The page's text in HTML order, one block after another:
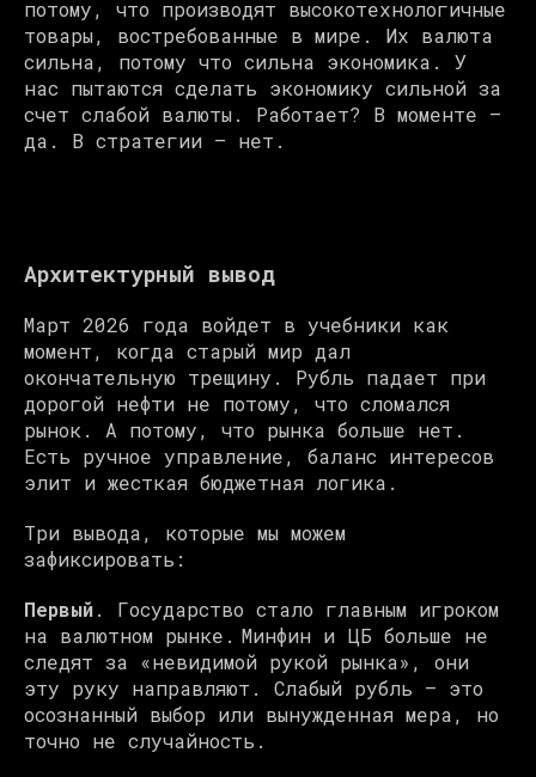
потому, что производят высокотехнологичные
товары, востребованные в мире. Их валюта
сильна, потому что сильна экономика. У
нас пытаются сделать экономику сильной за
счет слабой валюты. Работает? В моменте —
да. В стратегии — нет.
Архитектурный вывод
Март 2026 года войдет в учебники как
момент, когда старый мир дал
окончательную трещину. Рубль падает при
дорогой нефти не потому, что сломался
рынок. А потому, что рынка больше нет.
Есть ручное управление, баланс интересов
элит и жесткая бюджетная логика.
Три вывода, которые мы можем
зафиксировать:
Первый. Государство стало главным игроком
на валютном рынке. Минфин и ЦБ больше не
следят за «невидимой рукой рынка», они
эту руку направляют. Слабый рубль — это
осознанный выбор или вынужденная мера, но
точно не случайность.